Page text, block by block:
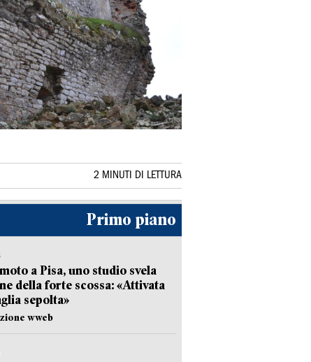
2 MINUTI DI LETTURA
Primo piano
a Pisa, uno studio svela
della forte scossa: «Attivata
sepolta»
wweb